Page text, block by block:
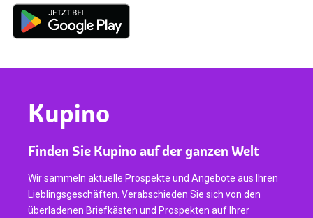
Kupino
Finden Sie Kupino auf der ganzen Welt
Wir sammeln aktuelle Prospekte und Angebote aus Ihren
Lieblingsgeschäften. Verabschieden Sie sich von den
überladenen Briefkästen und Prospekten auf Ihrer